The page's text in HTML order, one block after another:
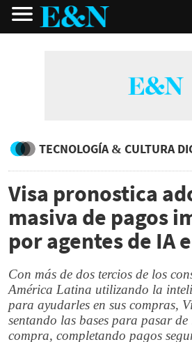
TECNOLOGÍA & CULTURA
Visa pronostica
masiva de pagos
por agentes de IA
Con más de dos tercios de los
América Latina utilizando la
para ayudarles en sus compras,
sentando las bases para pasar
compra, completando pagos